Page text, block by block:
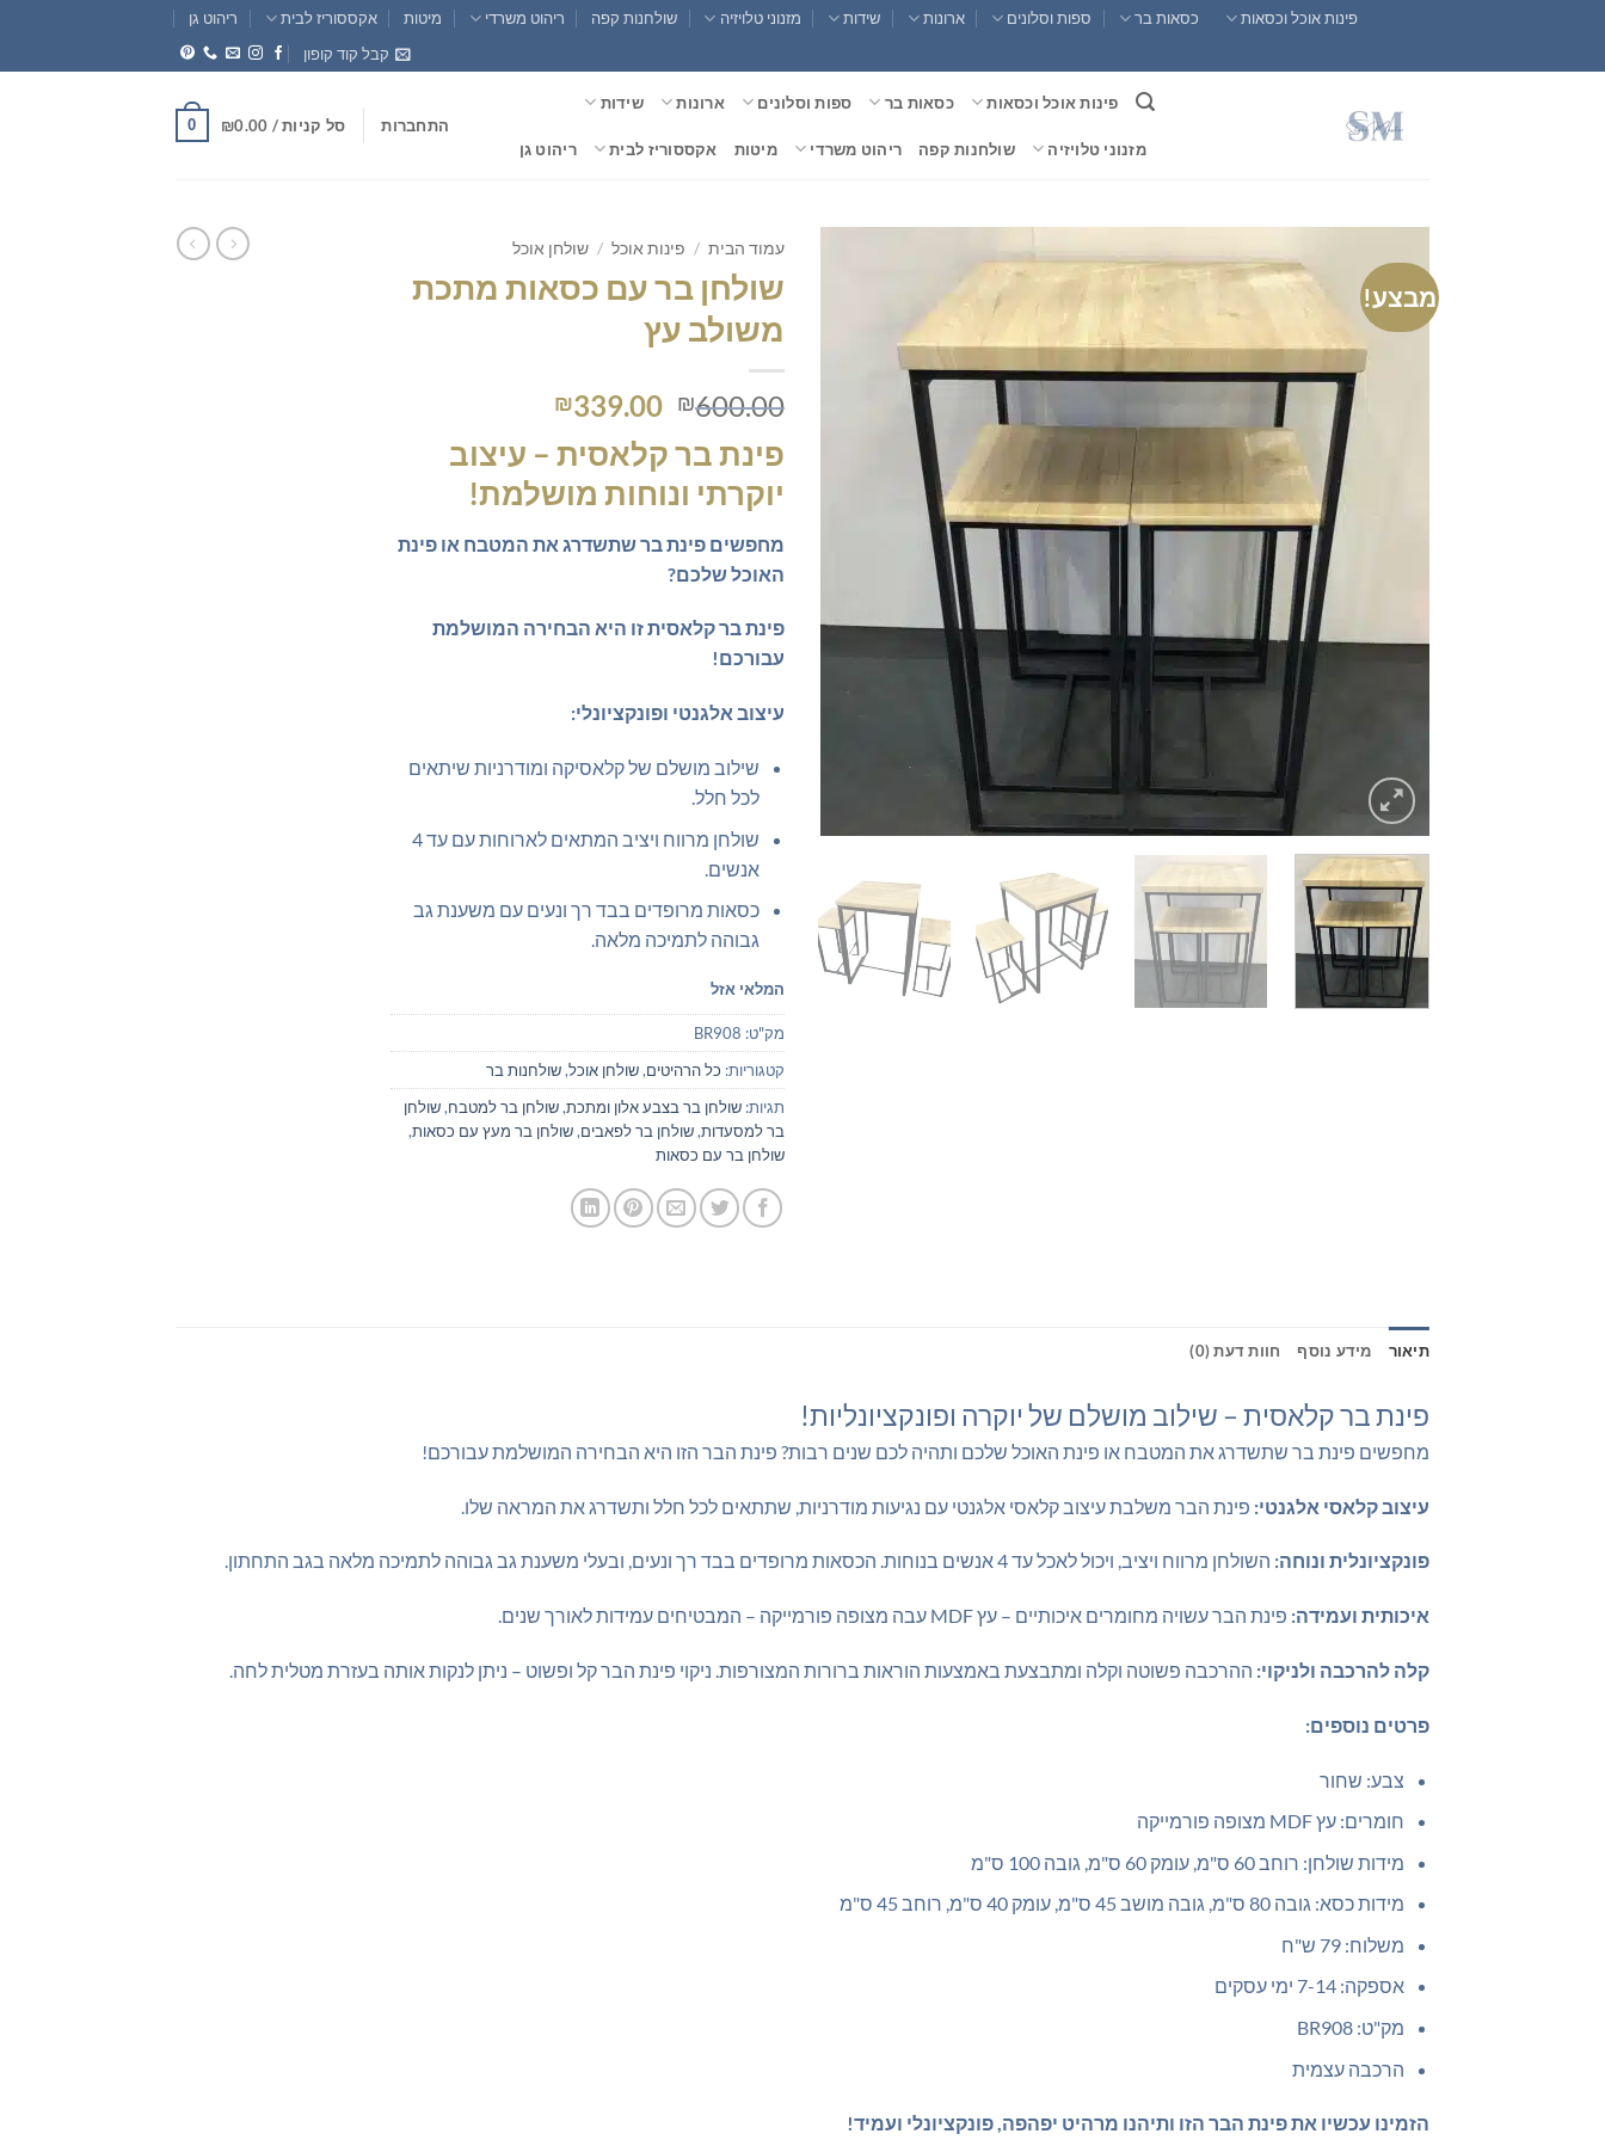
content
פינות אוכל וכסאות כסאות בר ספות וסלונים ארונות שידות מזנוני טלויזיה שולחנות קפה ריהוט משרדי מיטות אקססוריז לבית
ריהוט גן
קבל קוד קופון
פינות אוכל וכסאות כסאות בר ספות וסלונים ארונות שידות
מזנוני טלויזיה שולחנות קפה ריהוט משרדי מיטות אקססוריז לבית ריהוט גן
התחברות סל קניות / ₪0.00
0
מבצע!
עמוד הבית / פינות אוכל / שולחן אוכל
שולחן בר עם כסאות מתכת
משולב עץ
₪600.00
המחיר
המקורי
היה:
₪600.00.
₪339.00
הוא:
₪339.00.
פינת בר קלאסית – עיצוב
יוקרתי ונוחות מושלמת!
מחפשים פינת בר שתשדרג את המטבח או פינת
האוכל שלכם?
פינת בר קלאסית זו היא הבחירה המושלמת
עבורכם!
עיצוב אלגנטי ופונקציונלי:
שילוב מושלם של קלאסיקה ומודרניות שיתאים
לכל חלל.
שולחן מרווח ויציב המתאים לארוחות עם עד 4
אנשים.
כסאות מרופדים בבד רך ונעים עם משענת גב
גבוהה לתמיכה מלאה.
המלאי אזל
מק"ט: BR908
קטגוריות: כל הרהיטים,שולחן אוכל,שולחנות בר
תגיות: שולחן בר בצבע אלון ומתכת,שולחן בר למטבח,שולחן
בר למסעדות,שולחן בר לפאבים,שולחן בר מעץ עם כסאות,
שולחן בר עם כסאות
תיאור מידע נוסף חוות דעת (0)
פינת בר קלאסית – שילוב מושלם של יוקרה ופונקציונליות!
מחפשים פינת בר שתשדרג את המטבח או פינת האוכל שלכם ותהיה לכם שנים רבות? פינת הבר הזו היא הבחירה המושלמת עבורכם!
עיצוב קלאסי אלגנטי: פינת הבר משלבת עיצוב קלאסי אלגנטי עם נגיעות מודרניות, שתתאים לכל חלל ותשדרג את המראה שלו.
פונקציונלית ונוחה: השולחן מרווח ויציב, ויכול לאכל עד 4 אנשים בנוחות. הכסאות מרופדים בבד רך ונעים, ובעלי משענת גב גבוהה לתמיכה מלאה בגב התחתון.
איכותית ועמידה: פינת הבר עשויה מחומרים איכותיים – עץ MDF עבה מצופה פורמייקה – המבטיחים עמידות לאורך שנים.
קלה להרכבה ולניקוי: ההרכבה פשוטה וקלה ומתבצעת באמצעות הוראות ברורות המצורפות. ניקוי פינת הבר קל ופשוט – ניתן לנקות אותה בעזרת מטלית לחה.
פרטים נוספים:
צבע: שחור
חומרים: עץ MDF מצופה פורמייקה
מידות שולחן: רוחב 60 ס"מ, עומק 60 ס"מ, גובה 100 ס"מ
מידות כסא: גובה 80 ס"מ, גובה מושב 45 ס"מ, עומק 40 ס"מ, רוחב 45 ס"מ
משלוח: 79 ש"ח
אספקה: 7-14 ימי עסקים
מק"ט: BR908
הרכבה עצמית
הזמינו עכשיו את פינת הבר הזו ותיהנו מרהיט יפהפה, פונקציונלי ועמיד!